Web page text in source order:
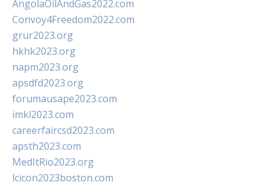
AngolaOilAndGas2022.com
Convoy4Freedom2022.com
grur2023.org
hkhk2023.org
napm2023.org
apsdfd2023.org
forumausape2023.com
imkl2023.com
careerfaircsd2023.com
apsth2023.com
MedItRio2023.org
lcicon2023boston.com